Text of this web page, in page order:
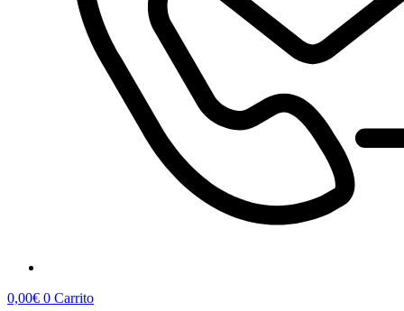
0,00€ 0 Carrito